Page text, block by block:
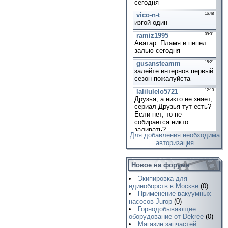
Для добавления необходима
авторизация
Новое на форуме
Экипировка для
единоборств в Москве (0)
Применение вакуумных
насосов Jurop (0)
Горнодобывающее
оборудование от Dekree (0)
Магазин запчастей